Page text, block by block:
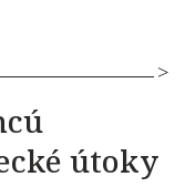
útoky